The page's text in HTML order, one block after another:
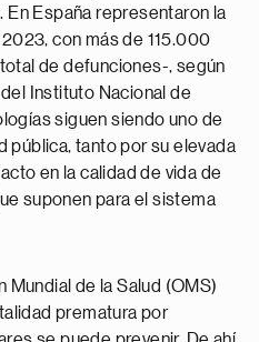
En España representaron la
con más de 115.000
de defunciones-, según
Instituto Nacional de
siguen siendo uno de
pública, tanto por su elevada
en la calidad de vida de
suponen para el sistema
Mundial de la Salud (OMS)
prematura por